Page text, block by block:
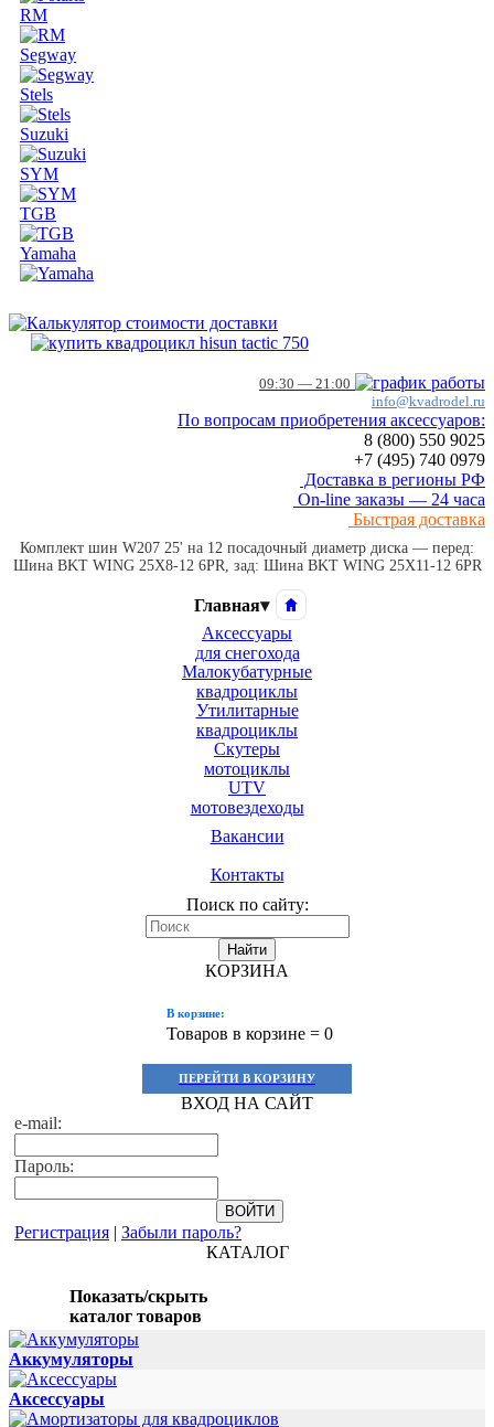
RM
Segway
Stels
Suzuki
SYM
TGB
Yamaha
09:30 — 21:00
info@kvadrodel.ru
По вопросам приобретения аксессуаров:
8 (800) 550 9025
+7 (495) 740 0979
Доставка в регионы РФ
On-line заказы — 24 часа
Быстрая доставка
Комплект шин W207 25' на 12 посадочный диаметр диска — перед:
Шина BKT WING 25X8-12 6PR, зад: Шина BKT WING 25X11-12 6PR
Главная▾
Аксессуары
для снегохода
Малокубатурные
квадроциклы
Утилитарные
квадроциклы
Скутеры
мотоциклы
UTV
мотовездеходы
Вакансии
Контакты
Поиск по сайту:
Найти
КОРЗИНА
В корзине:
Товаров в корзине = 0
ПЕРЕЙТИ В КОРЗИНУ
ВХОД НА САЙТ
e-mail:
Пароль:
Регистрация | Забыли пароль?
КАТАЛОГ
Показать/скрыть
каталог товаров
Аккумуляторы
Аксессуары